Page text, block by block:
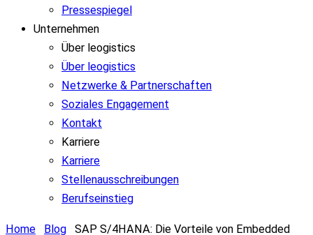
Pressespiegel
Unternehmen
Über leogistics
Über leogistics
Netzwerke & Partnerschaften
Soziales Engagement
Kontakt
Karriere
Karriere
Stellenausschreibungen
Berufseinstieg
Home Blog SAP S/4HANA: Die Vorteile von Embedded